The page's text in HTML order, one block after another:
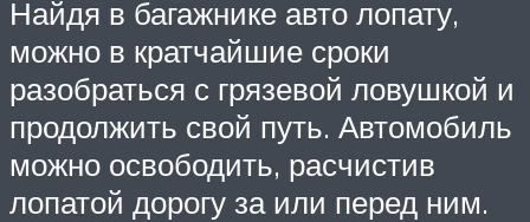
Найдя в багажнике авто лопату,
можно в кратчайшие сроки
разобраться с грязевой ловушкой и
продолжить свой путь. Автомобиль
можно освободить, расчистив
лопатой дорогу за или перед ним.